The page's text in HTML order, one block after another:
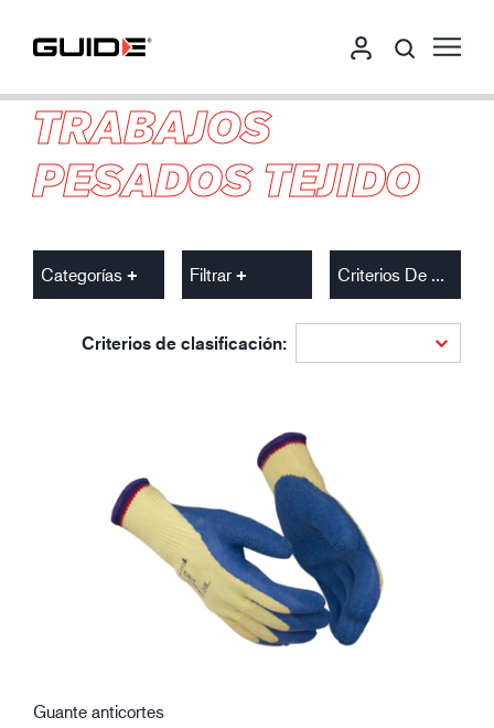
TRABAJOS
PESADOS TEJIDO
Categorías Filtrar Criterios De Clasificación
Criterios de clasificación:
Guante anticortes